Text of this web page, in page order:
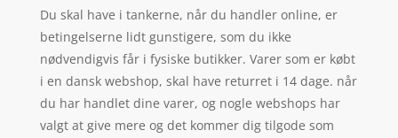
Du skal have i tankerne, når du handler online, er
betingelserne lidt gunstigere, som du ikke
nødvendigvis får i fysiske butikker. Varer som er købt
i en dansk webshop, skal have returret i 14 dage. når
du har handlet dine varer, og nogle webshops har
valgt at give mere og det kommer dig tilgode som